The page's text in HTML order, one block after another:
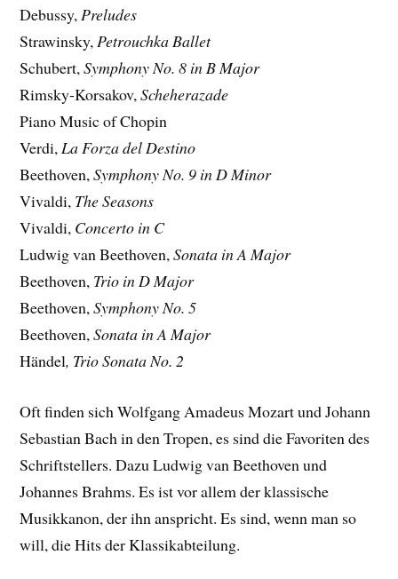
Debussy,Preludes
Strawinsky,Petrouchka Ballet
Schubert,Symphony No. 8 in B Major
Rimsky-Korsakov,Scheherazade
Piano Music of Chopin
Verdi,La Forza del Destino
Beethoven,Symphony No. 9 in D Minor
Vivaldi, The Seasons
Vivaldi, Concerto in C
Ludwig van Beethoven,Sonata in A Major
Beethoven, Trio in D Major
Beethoven,Symphony No. 5
Beethoven,Sonata in A Major
Händel, Trio Sonata No. 2
Oft finden sich Wolfgang Amadeus Mozart und Johann
Sebastian Bach in den Tropen, es sind die Favoriten des
Schriftstellers. Dazu Ludwig van Beethoven und
Johannes Brahms. Es ist vor allem der klassische
Musikkanon, der ihn anspricht. Es sind, wenn man so
will, die Hits der Klassikabteilung.